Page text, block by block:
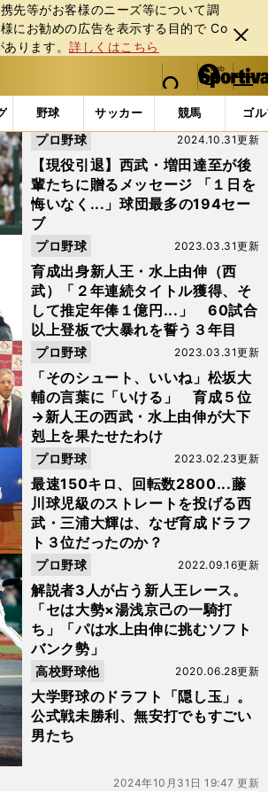
先等がお客様のニーズ等について調
にお勧めの広告を表⽰する⽬的で Co
あります。詳しくはこちら
閉じ
る
web Sportiva (webスポルティーバ)
検索
マイペ
ー
ジ
メニュ
野球 サッカー 競馬 ゴ
の最新ニュース・ 情報
【現役引退】西武・増田達至が後
輩たちに贈るメッセージ 「１日を
悔いなく...」球団最多の194セー
ブ
2024.10.31更新
プロ野球
育成出身新人王・水上由伸（西
武）「２年連続タイトル獲得、そ
して推定年俸１億円...」 60試合
以上登板で大暴れを誓う３年目
2023.03.31更新
プロ野球
「そのシュート、いいね」松坂大
輔の言葉に「いける」 育成５位
→新人王の西武・水上由伸が大下
剋上を果たせたわけ
2023.03.31更新
プロ野球
最速150キロ、回転数2800...藤
川球児級のストレートを投げる西
武・三浦大輝は、なぜ育成ドラフ
ト３位だったのか？
2023.02.23更新
プロ野球
解説者3人が占う新人王レース。
「セは大勢×湯浅京己の一騎打
ち」「パは水上由伸に挑むソフト
バンク勢」
2022.09.16更新
プロ野球
大学野球のドラフト「隠し玉」。
公式戦未勝利、無安打でもすごい
男たち
2020.06.28更新
高校野球他
2024年10月31日 19:47 更新